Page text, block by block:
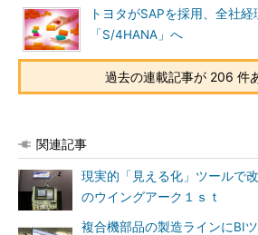
トヨタがSAPを採用、全社
「S/4HANA」へ
過去の連載記事が 206 件
関連記事
現実的「見える化」ツールで
のウイングアーク１ｓｔ
複合機部品の製造ラインにBI